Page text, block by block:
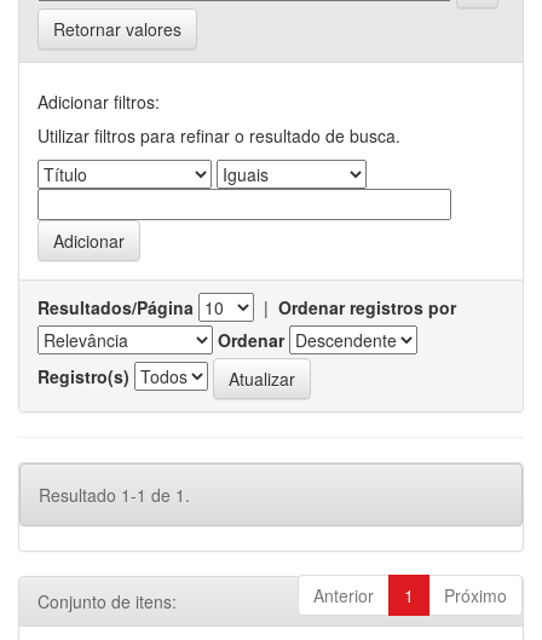
Retornar valores
Adicionar filtros:
Utilizar filtros para refinar o resultado de busca.
Resultados/Página | Ordenar registros por
Ordenar
Registro(s)
Resultado 1-1 de 1.
Anterior 1 Próximo
Conjunto de itens: